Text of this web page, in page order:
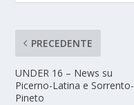
PRECEDENTE
UNDER 16 – News su
Picerno-Latina e Sorrento-
Pineto